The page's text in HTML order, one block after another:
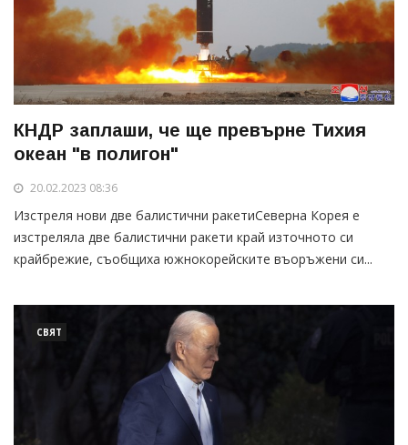
КНДР заплаши, че ще превърне Тихия
океан "в полигон"
20.02.2023 08:36
Изстреля нови две балистични ракетиСеверна Корея е
изстреляла две балистични ракети край източното си
крайбрежие, съобщиха южнокорейските въоръжени си...
СВЯТ